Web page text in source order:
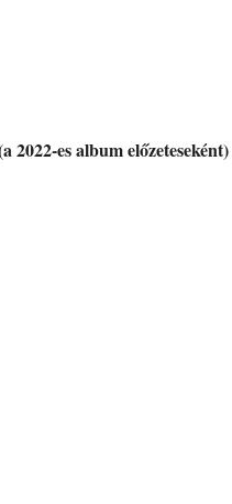
es album előzeteseként)